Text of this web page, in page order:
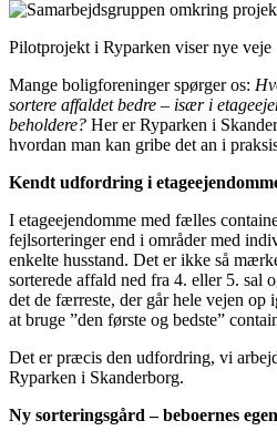
Pilotprojekt i Ryparken viser nye veje
Mange boligforeninger spørger os:
sortere affaldet bedre – især i
beholdere? Her er Ryparken i
hvordan man kan gribe det an i
Kendt udfordring i
I etageejendomme med fælles
fejlsorteringer end i områder med
enkelte husstand. Det er ikke så
sorterede affald ned fra 4. eller 5. sal
det de færreste, der går hele vejen op
at bruge ”den første og bedste”
Det er præcis den udfordring, vi
Ryparken i Skanderborg.
Ny sorteringsgård – beboernes